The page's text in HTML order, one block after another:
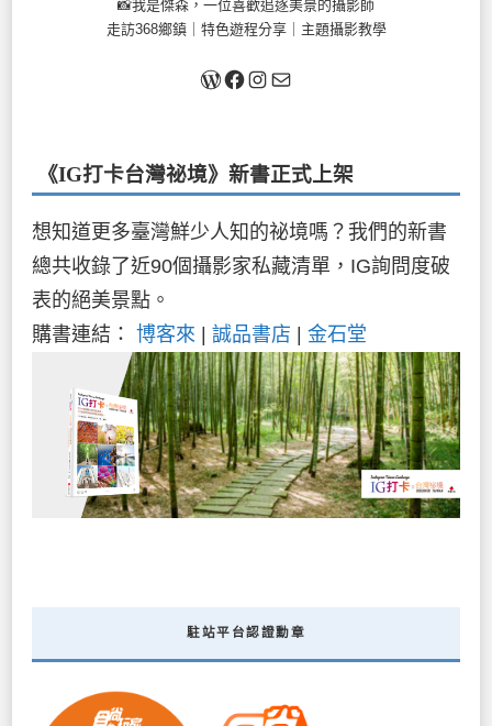
📸我是傑森，一位喜歡追逐美景的攝影師
走訪368鄉鎮｜特色遊程分享｜主題攝影教學
關於我 Facebook
Instagram
《IG打卡台灣祕境》新書正式上架
想知道更多臺灣鮮少人知的祕境嗎？我們的新書
總共收錄了近90個攝影家私藏清單，IG詢問度破
表的絕美景點。
購書連結： 博客來 | 誠品書店 | 金石堂
駐站平台認證勳章